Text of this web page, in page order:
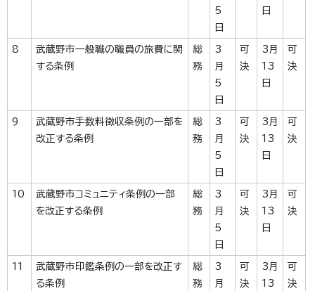
5
日
日
8
武蔵野市一般職の職員の旅費に関
する条例
総
務
3
月
5
日
可
決
3月
13
日
可
決
9
武蔵野市手数料徴収条例の一部を
改正する条例
総
務
3
月
5
日
可
決
3月
13
日
可
決
10
武蔵野市コミュニティ条例の一部
を改正する条例
総
務
3
月
5
日
可
決
3月
13
日
可
決
11
武蔵野市印鑑条例の一部を改正す
る条例
総
務
3
月
可
決
3月
13
可
決